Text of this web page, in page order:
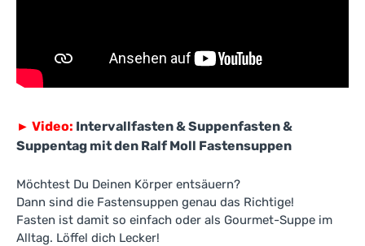
► Video: Intervallfasten & Suppenfasten &
Suppentag mit den Ralf Moll Fastensuppen
Möchtest Du Deinen Körper entsäuern?
Dann sind die Fastensuppen genau das Richtige!
Fasten ist damit so einfach oder als Gourmet-Suppe im
Alltag. Löffel dich Lecker!